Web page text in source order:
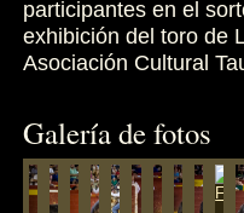
participantes en el
exhibición del toro de
Asociación Cultural
Galería de fotos